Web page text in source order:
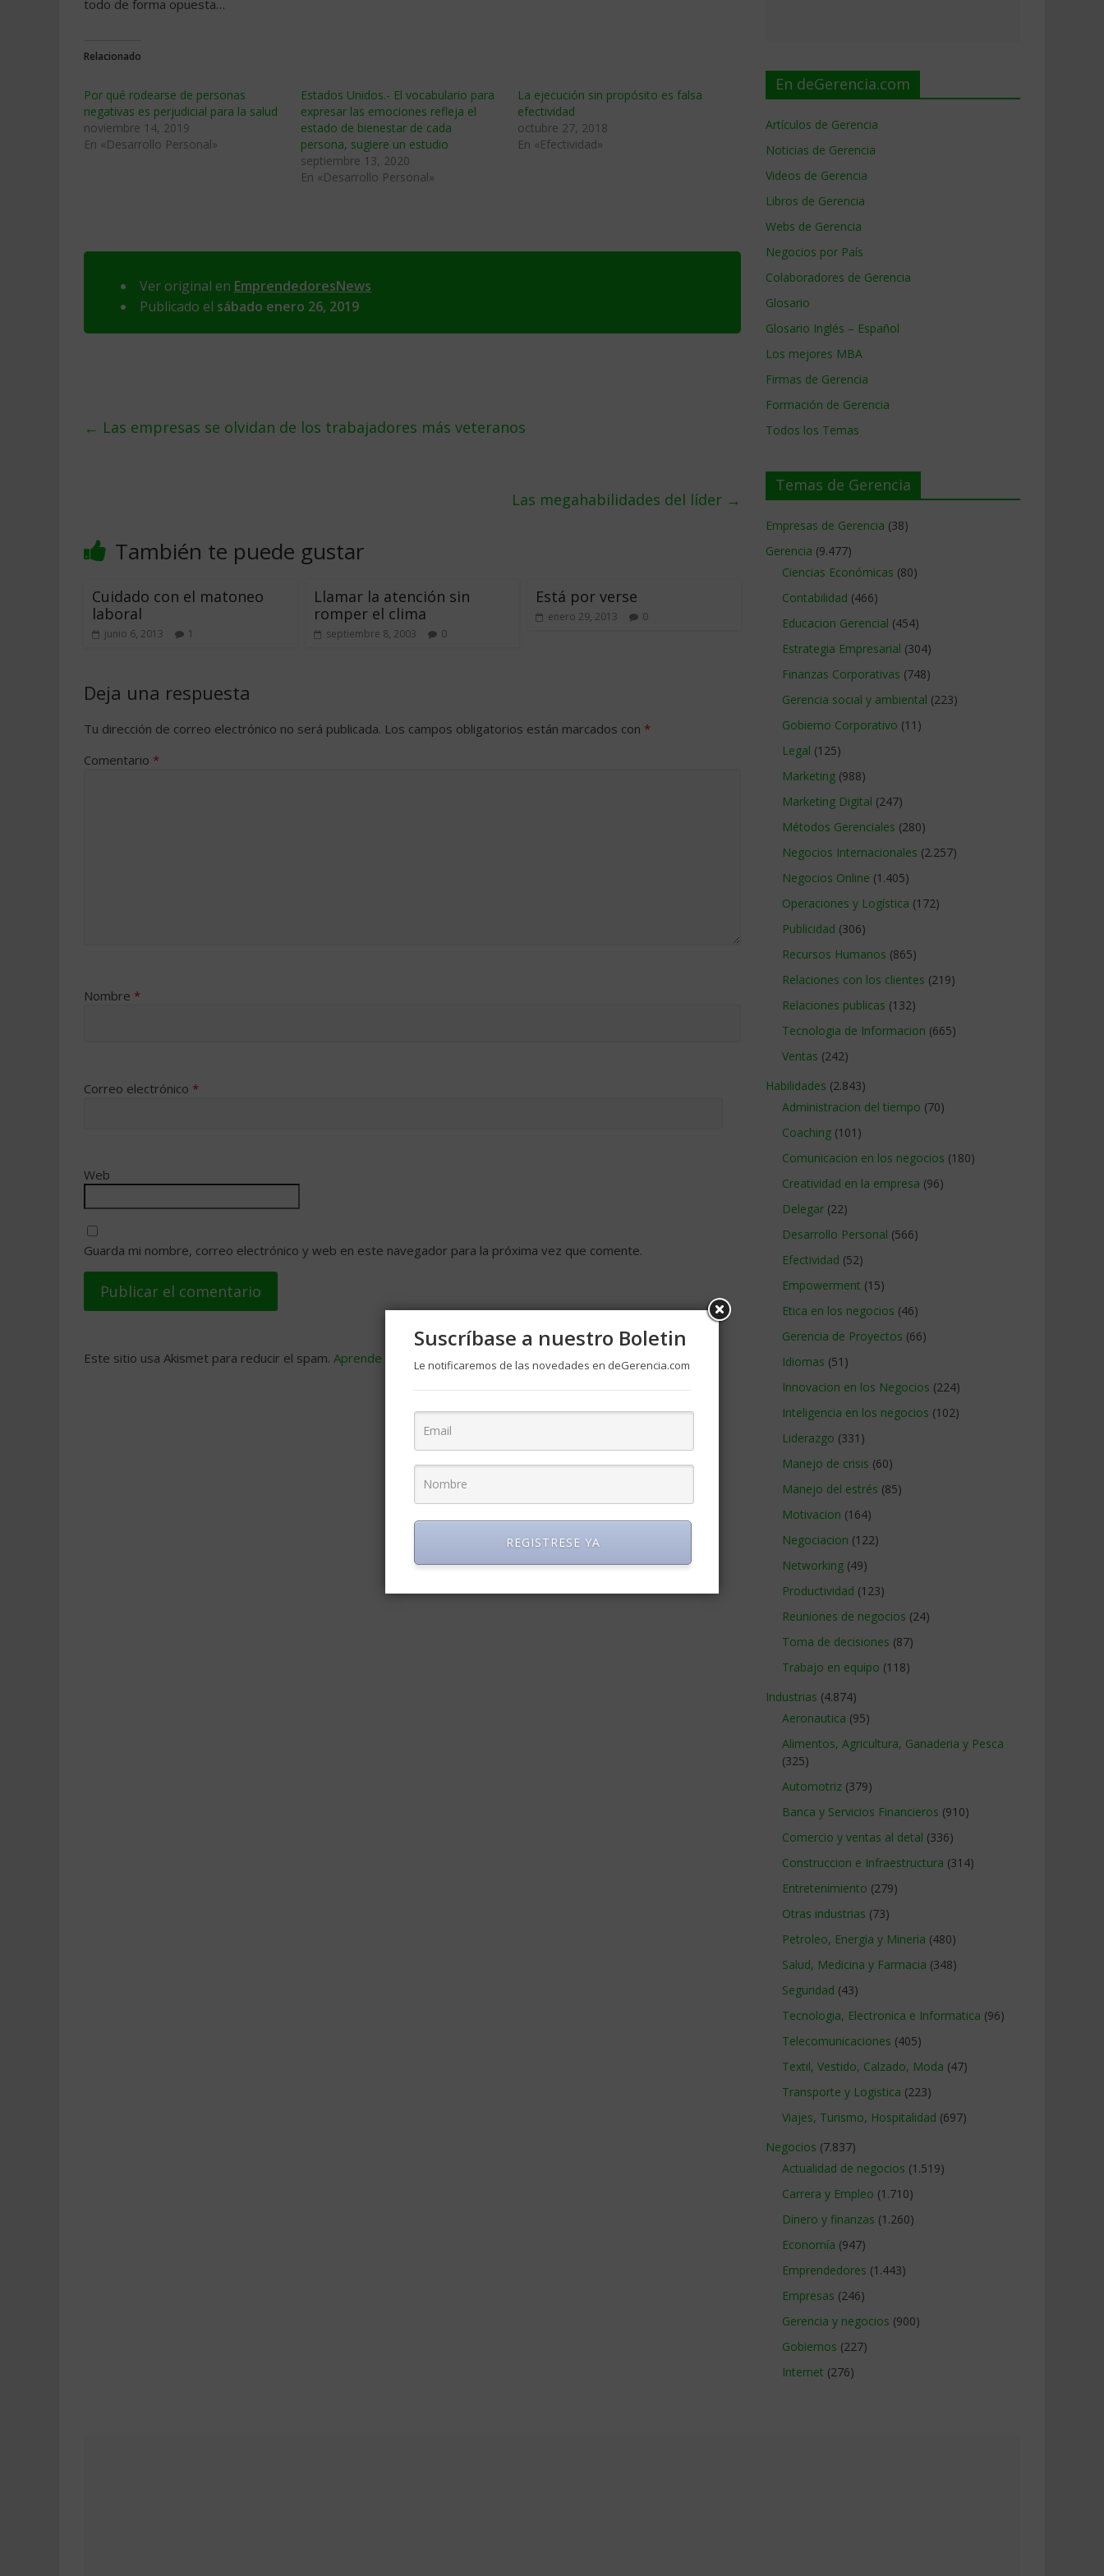
todo de forma opuesta…
Relacionado
Por qué rodearse de personas
negativas es perjudicial para la salud
noviembre 14, 2019
En «Desarrollo Personal»
Estados Unidos.- El vocabulario para
expresar las emociones refleja el
estado de bienestar de cada
persona, sugiere un estudio
septiembre 13, 2020
En «Desarrollo Personal»
La ejecución sin propósito es falsa
efectividad
octubre 27, 2018
En «Efectividad»
Ver original en EmprendedoresNews
Publicado el sábado enero 26, 2019
← Las empresas se olvidan de los trabajadores más veteranos
Las megahabilidades del líder →
También te puede gustar
Cuidado con el matoneo
laboral
junio 6, 2013 1
Llamar la atención sin
romper el clima
septiembre 8, 2003 0
Está por verse
enero 29, 2013 0
Deja una respuesta
Tu dirección de correo electrónico no será publicada. Los campos obligatorios están marcados con *
Comentario *
Nombre *
Correo electrónico *
Web
Guarda mi nombre, correo electrónico y web en este navegador para la próxima vez que comente.
Este sitio usa Akismet para reducir el spam. Aprende cómo se procesan los datos de tus comentarios .
En deGerencia.com
Artículos de Gerencia
Noticias de Gerencia
Videos de Gerencia
Libros de Gerencia
Webs de Gerencia
Negocios por País
Colaboradores de Gerencia
Glosario
Glosario Inglés – Español
Los mejores MBA
Firmas de Gerencia
Formación de Gerencia
Todos los Temas
Temas de Gerencia
Empresas de Gerencia (38)
Gerencia (9.477)
Ciencias Económicas (80)
Contabilidad (466)
Educacion Gerencial (454)
Estrategia Empresarial (304)
Finanzas Corporativas (748)
Gerencia social y ambiental (223)
Gobierno Corporativo (11)
Legal (125)
Marketing (988)
Marketing Digital (247)
Métodos Gerenciales (280)
Negocios Internacionales (2.257)
Negocios Online (1.405)
Operaciones y Logística (172)
Publicidad (306)
Recursos Humanos (865)
Relaciones con los clientes (219)
Relaciones publicas (132)
Tecnologia de Informacion (665)
Ventas (242)
Habilidades (2.843)
Administracion del tiempo (70)
Coaching (101)
Comunicacion en los negocios (180)
Creatividad en la empresa (96)
Delegar (22)
Desarrollo Personal (566)
Efectividad (52)
Empowerment (15)
Etica en los negocios (46)
Gerencia de Proyectos (66)
Idiomas (51)
Innovacion en los Negocios (224)
Inteligencia en los negocios (102)
Liderazgo (331)
Manejo de crisis (60)
Manejo del estrés (85)
Motivacion (164)
Negociacion (122)
Networking (49)
Productividad (123)
Reuniones de negocios (24)
Toma de decisiones (87)
Trabajo en equipo (118)
Industrias (4.874)
Aeronautica (95)
Alimentos, Agricultura, Ganaderia y Pesca
(325)
Automotriz (379)
Banca y Servicios Financieros (910)
Comercio y ventas al detal (336)
Construccion e Infraestructura (314)
Entretenimiento (279)
Otras industrias (73)
Petroleo, Energia y Mineria (480)
Salud, Medicina y Farmacia (348)
Seguridad (43)
Tecnologia, Electronica e Informatica (96)
Telecomunicaciones (405)
Textil, Vestido, Calzado, Moda (47)
Transporte y Logistica (223)
Viajes, Turismo, Hospitalidad (697)
Negocios (7.837)
Actualidad de negocios (1.519)
Carrera y Empleo (1.710)
Dinero y finanzas (1.260)
Economía (947)
Emprendedores (1.443)
Empresas (246)
Gerencia y negocios (900)
Gobiernos (227)
Internet (276)
Suscríbase a nuestro Boletin
Le notificaremos de las novedades en deGerencia.com
REGISTRESE YA